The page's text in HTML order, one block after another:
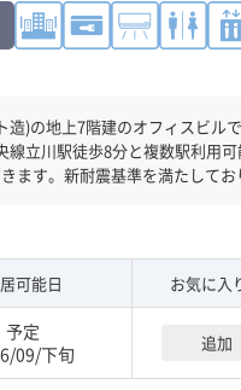
のオフィスビルです。 竣工2008年、多摩
立川駅徒歩8分と複数駅利用
ます。新耐震基準を満たして
可能日 お気に入
予定
09/下旬
追加